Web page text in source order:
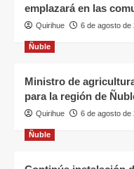
emplazará en las
Quirihue 6 de agosto de
Ñuble
Ministro de
para la región de
Quirihue 6 de agosto de
Ñuble